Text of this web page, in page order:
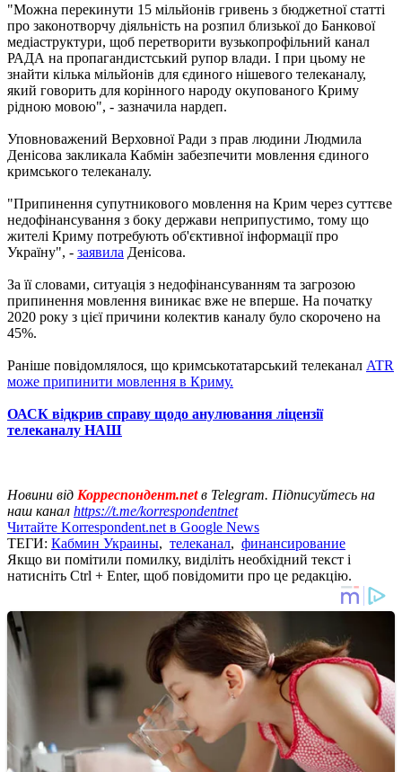
"Можна перекинути 15 мільйонів гривень з бюджетної статті
про законотворчу діяльність на розпил близької до Банкової
медіаструктури, щоб перетворити вузькопрофільний канал
РАДА на пропагандистський рупор влади. І при цьому не
знайти кілька мільйонів для єдиного нішевого телеканалу,
який говорить для корінного народу окупованого Криму
рідною мовою", - зазначила нардеп.
Уповноважений Верховної Ради з прав людини Людмила
Денісова закликала Кабмін забезпечити мовлення єдиного
кримського телеканалу.
"Припинення супутникового мовлення на Крим через суттєве
недофінансування з боку держави неприпустимо, тому що
жителі Криму потребують об'єктивної інформації про
Україну", - заявила Денісова.
За її словами, ситуація з недофінансуванням та загрозою
припинення мовлення виникає вже не вперше. На початку
2020 року з цієї причини колектив каналу було скорочено на
45%.
Раніше повідомлялося, що кримськотатарський телеканал ATR
може припинити мовлення в Криму.
ОАСК відкрив справу щодо анулювання ліцензії
телеканалу НАШ
Новини від Корреспондент.netв Telegram. Підписуйтесь на
наш канал https://t.me/korrespondentnet
Читайте Korrespondent.net в Google News
ТЕГИ: Кабмин Украины, телеканал, финансирование
Якщо ви помітили помилку, виділіть необхідний текст і
натисніть Ctrl + Enter, щоб повідомити про це редакцію.